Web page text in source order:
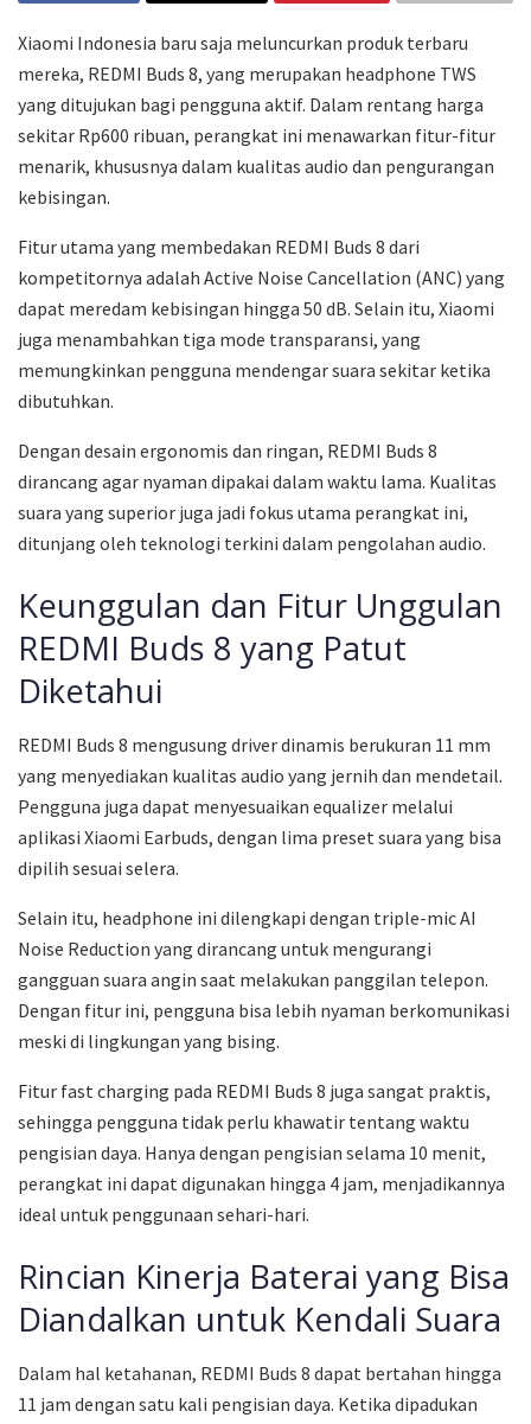
Xiaomi Indonesia baru saja meluncurkan produk terbaru
mereka, REDMI Buds 8, yang merupakan headphone TWS
yang ditujukan bagi pengguna aktif. Dalam rentang harga
sekitar Rp600 ribuan, perangkat ini menawarkan fitur-fitur
menarik, khususnya dalam kualitas audio dan pengurangan
kebisingan.
Fitur utama yang membedakan REDMI Buds 8 dari
kompetitornya adalah Active Noise Cancellation (ANC) yang
dapat meredam kebisingan hingga 50 dB. Selain itu, Xiaomi
juga menambahkan tiga mode transparansi, yang
memungkinkan pengguna mendengar suara sekitar ketika
dibutuhkan.
Dengan desain ergonomis dan ringan, REDMI Buds 8
dirancang agar nyaman dipakai dalam waktu lama. Kualitas
suara yang superior juga jadi fokus utama perangkat ini,
ditunjang oleh teknologi terkini dalam pengolahan audio.
Keunggulan dan Fitur Unggulan
REDMI Buds 8 yang Patut
Diketahui
REDMI Buds 8 mengusung driver dinamis berukuran 11 mm
yang menyediakan kualitas audio yang jernih dan mendetail.
Pengguna juga dapat menyesuaikan equalizer melalui
aplikasi Xiaomi Earbuds, dengan lima preset suara yang bisa
dipilih sesuai selera.
Selain itu, headphone ini dilengkapi dengan triple-mic AI
Noise Reduction yang dirancang untuk mengurangi
gangguan suara angin saat melakukan panggilan telepon.
Dengan fitur ini, pengguna bisa lebih nyaman berkomunikasi
meski di lingkungan yang bising.
Fitur fast charging pada REDMI Buds 8 juga sangat praktis,
sehingga pengguna tidak perlu khawatir tentang waktu
pengisian daya. Hanya dengan pengisian selama 10 menit,
perangkat ini dapat digunakan hingga 4 jam, menjadikannya
ideal untuk penggunaan sehari-hari.
Rincian Kinerja Baterai yang Bisa
Diandalkan untuk Kendali Suara
Dalam hal ketahanan, REDMI Buds 8 dapat bertahan hingga
11 jam dengan satu kali pengisian daya. Ketika dipadukan